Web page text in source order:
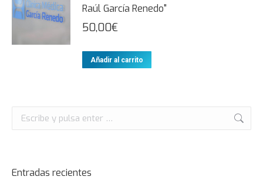
Raúl García Renedo"
50,00€
Añadir al carrito
Entradas recientes